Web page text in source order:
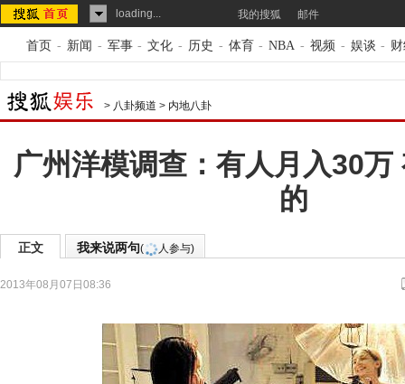
loading... 我的搜狐 邮件
首页 - 新闻 - 军事 - 文化 - 历史 - 体育 - NBA - 视频 - 娱谈 -
> 八卦频道 > 内地八卦
广州洋模调查：有人月入30万
的
正文 我来说两句( 人参与)
2013年08月07日08:36